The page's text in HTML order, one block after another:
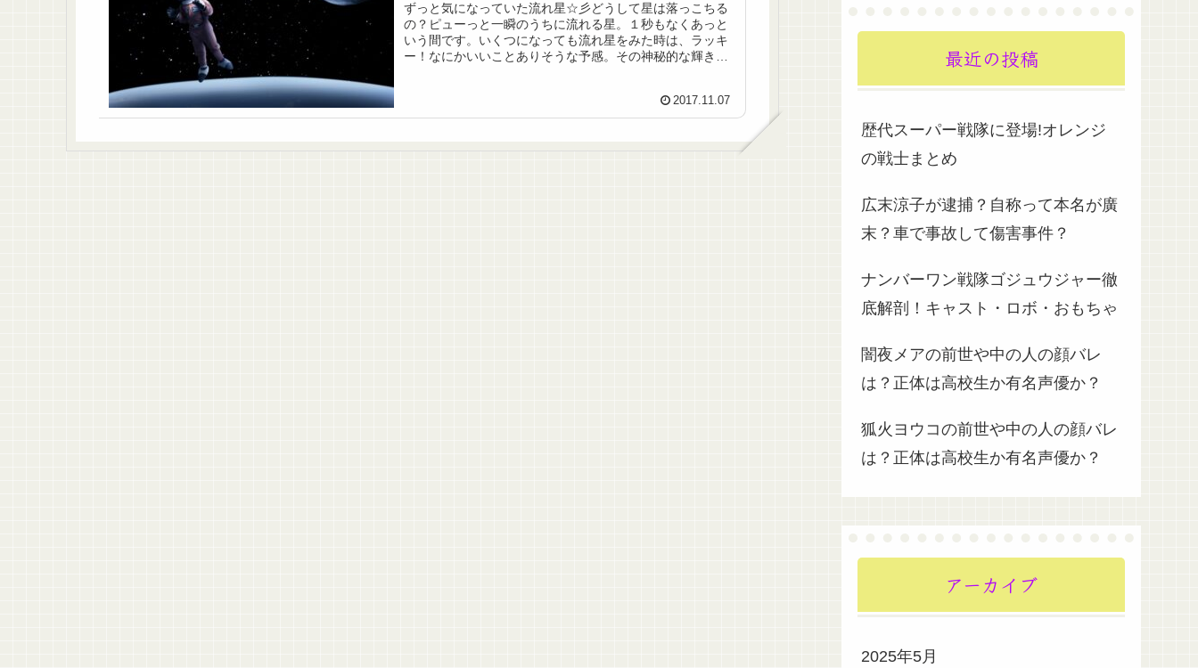
ずっと気になっていた流れ星☆彡どうして星は落っこちる
の？ピューっと一瞬のうちに流れる星。１秒もなくあっと
いう間です。いくつになっても流れ星をみた時は、ラッキ
ー！なにかいいことありそうな予感。その神秘的な輝き
2017.11.07
最近の投稿
歴代スーパー戦隊に登場!オレンジ
の戦士まとめ
広末涼子が逮捕？自称って本名が廣
末？車で事故して傷害事件？
ナンバーワン戦隊ゴジュウジャー徹
底解剖！キャスト・ロボ・おもちゃ
闇夜メアの前世や中の人の顔バレ
は？正体は高校生か有名声優か？
狐火ヨウコの前世や中の人の顔バレ
は？正体は高校生か有名声優か？
アーカイブ
2025年5月